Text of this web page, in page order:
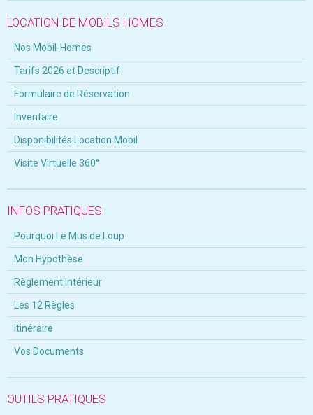
LOCATION DE MOBILS HOMES
Nos Mobil-Homes
Tarifs 2026 et Descriptif
Formulaire de Réservation
Inventaire
Disponibilités Location Mobil
Visite Virtuelle 360°
INFOS PRATIQUES
Pourquoi Le Mus de Loup
Mon Hypothèse
Règlement Intérieur
Les 12 Règles
Itinéraire
Vos Documents
OUTILS PRATIQUES